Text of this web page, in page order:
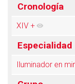
Cronología
XIV +
Especialidad
Iluminador en